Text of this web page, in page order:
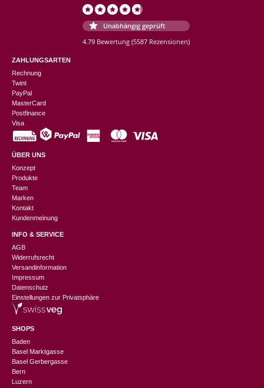
Unabhängig geprüft
4.79 Bewertung (5587 Rezensionen)
ZAHLUNGSARTEN
Rechnung
Twint
PayPal
MasterCard
Postfinance
Visa
ÜBER UNS
Konzept
Produkte
Team
Marken
Kontakt
Kundenmeinung
INFO & SERVICE
AGB
Widerrufsrecht
Versandinformation
Impressum
Datenschutz
Einstellungen zur Privatsphäre
SHOPS
Baden
Basel Marktgasse
Basel Gerbergasse
Bern
Luzern